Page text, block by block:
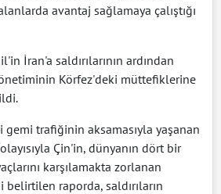
avantaj sağlamaya çalıştığı
İran'a saldırılarının ardından
Körfez'deki müttefiklerine
gemi trafiğinin aksamasıyla yaşanan
Çin'in, dünyanın dört bir
karşılamakta zorlanan
raporda, saldırıların